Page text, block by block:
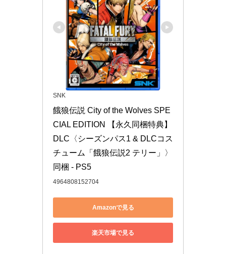
SNK
餓狼伝説 City of the Wolves SPE
CIAL EDITION 【永久同梱特典】
DLC〈シーズンパス1 & DLCコス
チューム「餓狼伝説2 テリー」〉
同梱 - PS5
4964808152704
Amazonで見る
楽天市場で見る